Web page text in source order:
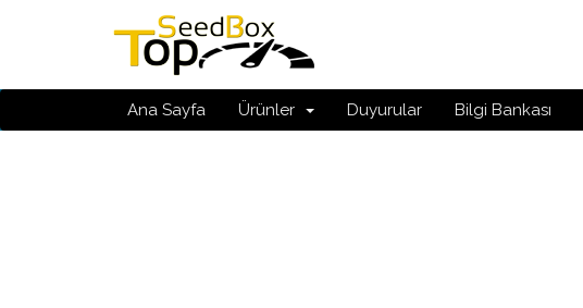
Ana Sayfa Ürünler Duyurular Bilgi Bankası